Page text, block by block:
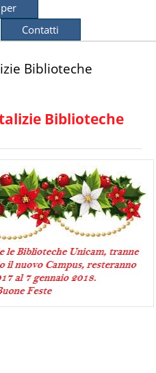
Contatti
Biblioteche
Biblioteche